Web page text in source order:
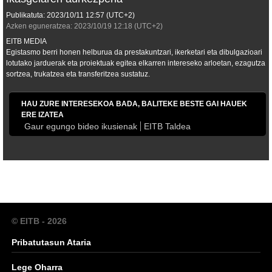
Publikatuta: 2023/10/11 12:57 (UTC+2)
Azken eguneratzea: 2023/10/19 12:18 (UTC+2)
EITB MEDIA
Egistasmo berri honen helburua da prestakuntzari, ikerketari eta dibulgazioari
lotutako jarduerak eta proiektuak egitea elkarren intereseko arloetan, ezagutza
sortzea, trukatzea eta transferitzea sustatuz.
HAU ZURE INTERESEKOA BADA, BALITEKE BESTE GAI HAUEK
ERE IZATEA
Gaur egungo bideo ikusienak EITB Taldea
© EITB - 2026
Pribatutasun Ataria
Lege Oharra